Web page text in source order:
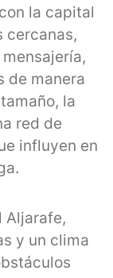
la capital
cercanas,
de manera
la
red de
influyen en
Aljarafe,
y un clima